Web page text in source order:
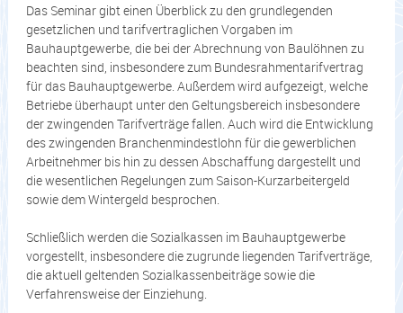
Das Seminar gibt einen Überblick zu den grundlegenden
gesetzlichen und tarifvertraglichen Vorgaben im
Bauhauptgewerbe, die bei der Abrechnung von Baulöhnen zu
beachten sind, insbesondere zum Bundesrahmentarifvertrag
für das Bauhauptgewerbe. Außerdem wird aufgezeigt, welche
Betriebe überhaupt unter den Geltungsbereich insbesondere
der zwingenden Tarifverträge fallen. Auch wird die Entwicklung
des zwingenden Branchenmindestlohn für die gewerblichen
Arbeitnehmer bis hin zu dessen Abschaffung dargestellt und
die wesentlichen Regelungen zum Saison-Kurzarbeitergeld
sowie dem Wintergeld besprochen.
Schließlich werden die Sozialkassen im Bauhauptgewerbe
vorgestellt, insbesondere die zugrunde liegenden Tarifverträge,
die aktuell geltenden Sozialkassenbeiträge sowie die
Verfahrensweise der Einziehung.